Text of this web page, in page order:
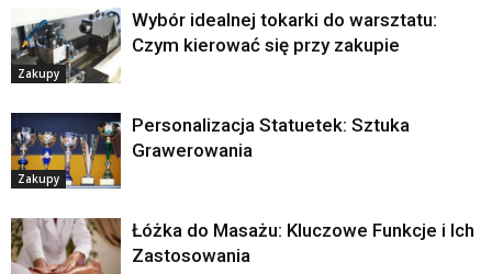
Zakupy
Wybór idealnej tokarki do warsztatu:
Czym kierować się przy zakupie
Zakupy
Personalizacja Statuetek: Sztuka
Grawerowania
Łóżka do Masażu: Kluczowe Funkcje i Ich
Zastosowania